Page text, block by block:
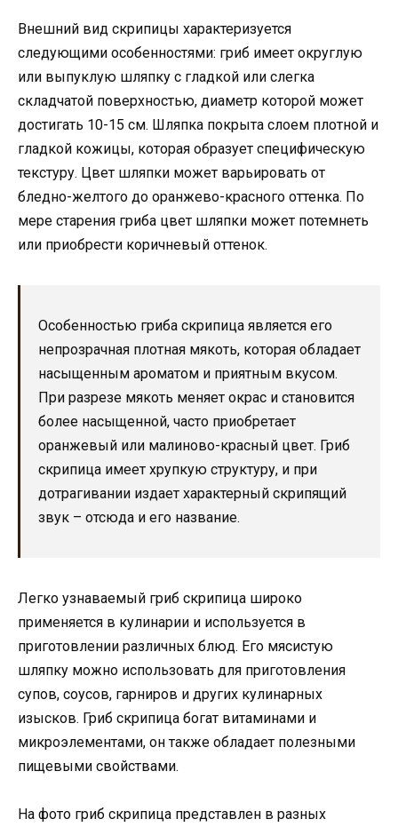
Внешний вид скрипицы характеризуется
следующими особенностями: гриб имеет округлую
или выпуклую шляпку с гладкой или слегка
складчатой поверхностью, диаметр которой может
достигать 10-15 см. Шляпка покрыта слоем плотной и
гладкой кожицы, которая образует специфическую
текстуру. Цвет шляпки может варьировать от
бледно-желтого до оранжево-красного оттенка. По
мере старения гриба цвет шляпки может потемнеть
или приобрести коричневый оттенок.
Особенностью гриба скрипица является его
непрозрачная плотная мякоть, которая обладает
насыщенным ароматом и приятным вкусом.
При разрезе мякоть меняет окрас и становится
более насыщенной, часто приобретает
оранжевый или малиново-красный цвет. Гриб
скрипица имеет хрупкую структуру, и при
дотрагивании издает характерный скрипящий
звук – отсюда и его название.
Легко узнаваемый гриб скрипица широко
применяется в кулинарии и используется в
приготовлении различных блюд. Его мясистую
шляпку можно использовать для приготовления
супов, соусов, гарниров и других кулинарных
изысков. Гриб скрипица богат витаминами и
микроэлементами, он также обладает полезными
пищевыми свойствами.
На фото гриб скрипица представлен в разных